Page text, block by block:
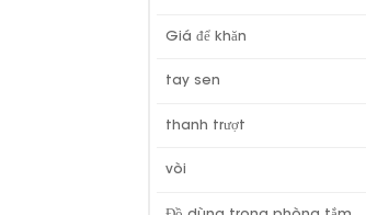
Giá để khăn
tay sen
thanh trượt
vòi